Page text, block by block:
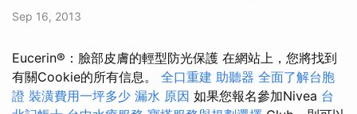
Sep 16, 2013
Eucerin®：臉部皮膚的輕型防光保護 在網站上，您將找到
有關Cookie的所有信息。 全口重建 助聽器 全面了解台胞
證 裝潢費用一坪多少 漏水 原因 如果您報名參加Nivea 台